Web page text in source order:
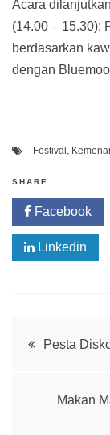
Acara
(14.00 – 15.30);
berdasarkan
dengan
Festival ,
SHARE
Facebook
Linkedin
Post
Pesta
Makan